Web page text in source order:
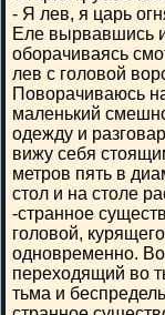
- Я лев, я царь
Еле вырвавшись
оборачиваясь
лев с головой
Поворачиваюсь
маленький
одежду и
вижу себя
метров пять в
стол и на столе
-странное
головой,
одновременно.
переходящий во
тьма и